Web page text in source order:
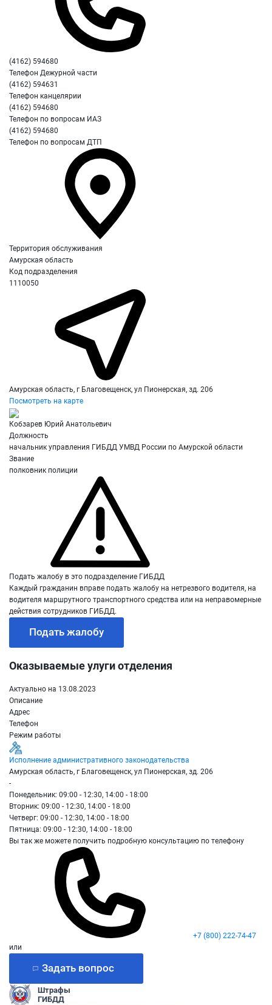
(4162) 594680
Телефон Дежурной части
(4162) 594631
Телефон канцелярии
(4162) 594680
Телефон по вопросам ИАЗ
(4162) 594680
Телефон по вопросам ДТП
Территория обслуживания
Амурская область
Код подразделения
1110050
Амурская область, г Благовещенск, ул Пионерская, зд. 206
Посмотреть на карте
Кобзарев Юрий Анатольевич
Должность
начальник управления ГИБДД УМВД России по Амурской области
Звание
полковник полиции
Подать жалобу в это подразделение ГИБДД
Каждый гражданин вправе подать жалобу на нетрезвого водителя, на
водителя маршрутного транспортного средства или на неправомерные
действия сотрудников ГИБДД.
Подать жалобу
Оказываемые улуги отделения
Актуально на 13.08.2023
Описание
Адрес
Телефон
Режим работы
Исполнение административного законодательства
Амурская область, г Благовещенск, ул Пионерская, зд. 206
-
Понедельник: 09:00 - 12:30, 14:00 - 18:00
Вторник: 09:00 - 12:30, 14:00 - 18:00
Четверг: 09:00 - 12:30, 14:00 - 18:00
Пятница: 09:00 - 12:30, 14:00 - 18:00
Вы так же можете получить подробную консультацию по телефону
+7 (800) 222-74-47
или
Задать вопрос
Штрафы
ГИБДД